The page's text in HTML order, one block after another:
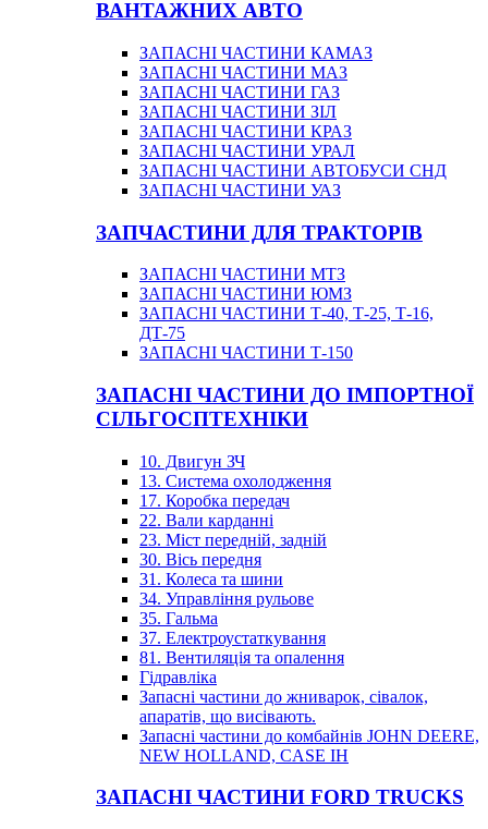
ВАНТАЖНИХ АВТО
ЗАПАСНІ ЧАСТИНИ КАМАЗ
ЗАПАСНІ ЧАСТИНИ МАЗ
ЗАПАСНІ ЧАСТИНИ ГАЗ
ЗАПАСНІ ЧАСТИНИ ЗІЛ
ЗАПАСНІ ЧАСТИНИ КРАЗ
ЗАПАСНІ ЧАСТИНИ УРАЛ
ЗАПАСНІ ЧАСТИНИ АВТОБУСИ СНД
ЗАПАСНІ ЧАСТИНИ УАЗ
ЗАПЧАСТИНИ ДЛЯ ТРАКТОРІВ
ЗАПАСНІ ЧАСТИНИ МТЗ
ЗАПАСНІ ЧАСТИНИ ЮМЗ
ЗАПАСНІ ЧАСТИНИ Т-40, Т-25, Т-16,
ДТ-75
ЗАПАСНІ ЧАСТИНИ Т-150
ЗАПАСНІ ЧАСТИНИ ДО ІМПОРТНОЇ
СІЛЬГОСПТЕХНІКИ
10. Двигун ЗЧ
13. Система охолодження
17. Коробка передач
22. Вали карданні
23. Міст передній, задній
30. Вісь передня
31. Колеса та шини
34. Управління рульове
35. Гальма
37. Електроустаткування
81. Вентиляція та опалення
Гідравліка
Запасні частини до жниварок, сівалок,
апаратів, що висівають.
Запасні частини до комбайнів JOHN DEERE,
NEW HOLLAND, CASE IH
ЗАПАСНІ ЧАСТИНИ FORD TRUCKS